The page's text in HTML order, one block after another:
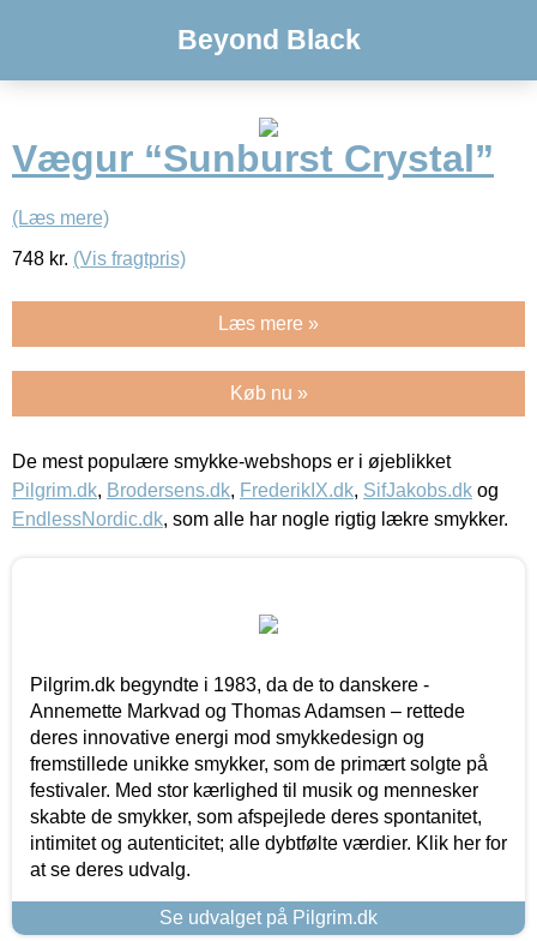
Beyond Black
Vægur “Sunburst Crystal”
(Læs mere)
748 kr. (Vis fragtpris)
Læs mere »
Køb nu »
De mest populære smykke-webshops er i øjeblikket
Pilgrim.dk, Brodersens.dk, FrederikIX.dk, SifJakobs.dk og
EndlessNordic.dk, som alle har nogle rigtig lækre smykker.
Pilgrim.dk begyndte i 1983, da de to danskere -
Annemette Markvad og Thomas Adamsen – rettede
deres innovative energi mod smykkedesign og
fremstillede unikke smykker, som de primært solgte på
festivaler. Med stor kærlighed til musik og mennesker
skabte de smykker, som afspejlede deres spontanitet,
intimitet og autenticitet; alle dybtfølte værdier. Klik her for
at se deres udvalg.
Se udvalget på Pilgrim.dk